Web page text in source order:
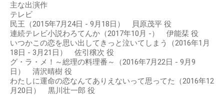
主な出演作
テレビ
民王（2015年7月24日 - 9月18日） 貝原茂平 役
連続テレビ小説わろてんか（2017年10月 -） 伊能栞 役
いつかこの恋を思い出してきっと泣いてしまう（2016年1月
18日 - 3月21日） 佐引穣次 役
グ・ラ・メ！～総理の料理番～（2016年7月22日 - 9月9
日） 清沢晴樹 役
わたしに運命の恋なんてありえないって思ってた（2016年12
月20日） 黒川壮一郎 役